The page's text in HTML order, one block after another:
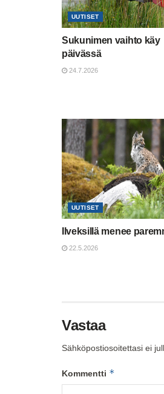
UUTISET
Sukunimen vaihto käy
päivässä
24.7.2026
UUTISET
Ilveksillä menee
22.5.2026
Vastaa
Sähköpostiosoitettasi ei
Kommentti *